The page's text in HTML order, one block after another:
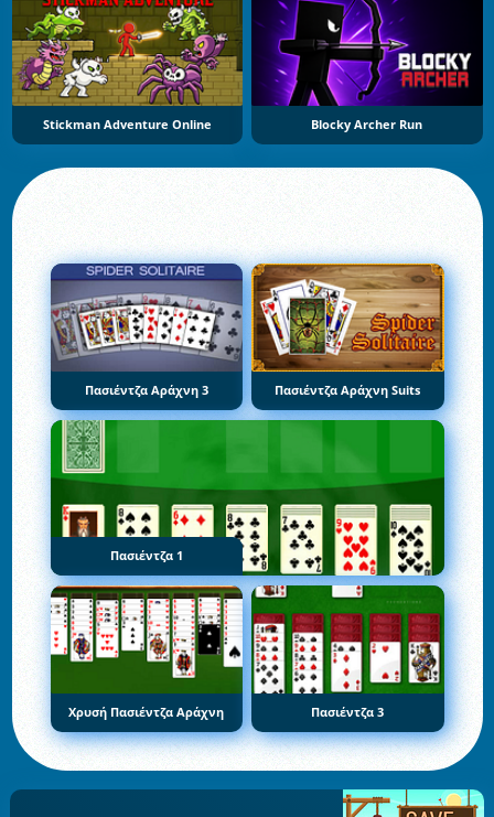
Stickman Adventure Online Blocky Archer Run
Πασιέντζα Αράχνη 3 Πασιέντζα Αράχνη Suits
Πασιέντζα 1
Χρυσή Πασιέντζα Αράχνη Πασιέντζα 3